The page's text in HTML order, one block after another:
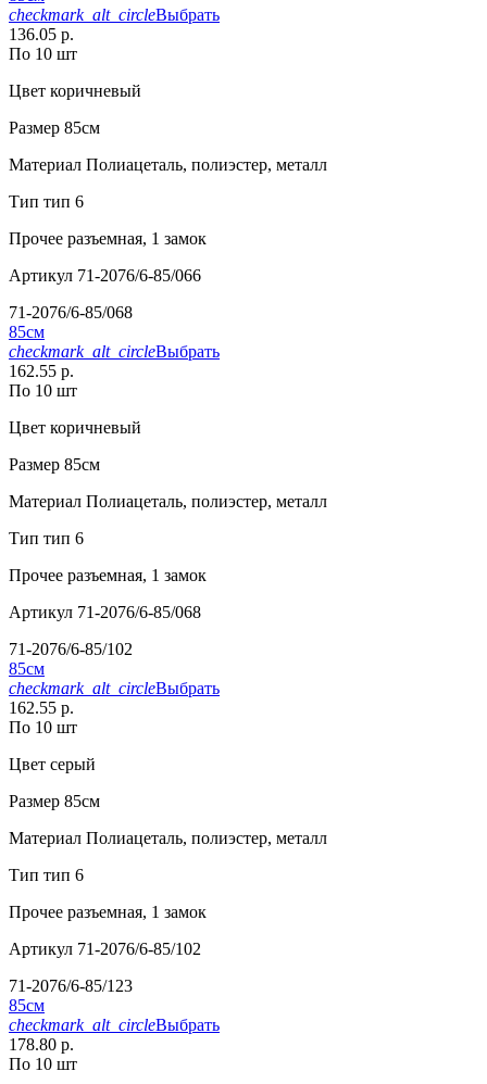
checkmark_alt_circleВыбрать
136.05 р.
По 10 шт
Цвет коричневый
Размер 85см
Материал Полиацеталь, полиэстер, металл
Тип тип 6
Прочее разъемная, 1 замок
Артикул 71-2076/6-85/066
71-2076/6-85/068
85см
checkmark_alt_circleВыбрать
162.55 р.
По 10 шт
Цвет коричневый
Размер 85см
Материал Полиацеталь, полиэстер, металл
Тип тип 6
Прочее разъемная, 1 замок
Артикул 71-2076/6-85/068
71-2076/6-85/102
85см
checkmark_alt_circleВыбрать
162.55 р.
По 10 шт
Цвет серый
Размер 85см
Материал Полиацеталь, полиэстер, металл
Тип тип 6
Прочее разъемная, 1 замок
Артикул 71-2076/6-85/102
71-2076/6-85/123
85см
checkmark_alt_circleВыбрать
178.80 р.
По 10 шт